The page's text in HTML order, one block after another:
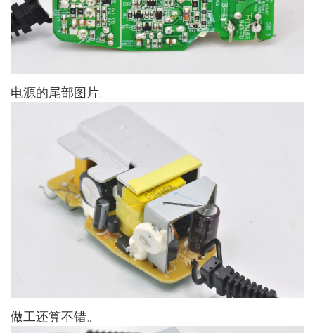
电源的尾部图片。
做工还算不错。